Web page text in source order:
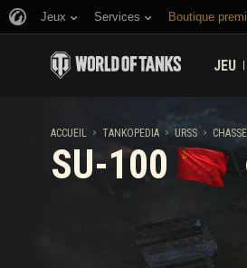
Jeux Services Boutique
JEU
ACCUEIL TANKOPEDIA URSS
SU-100